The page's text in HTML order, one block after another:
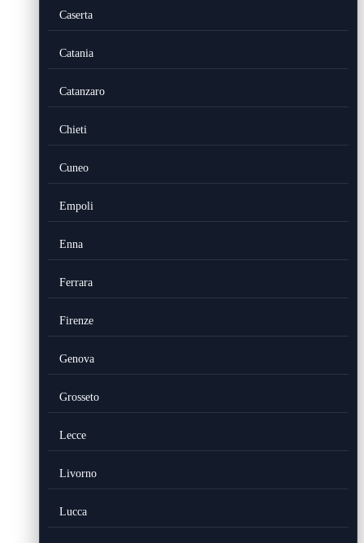
Caserta
Catania
Catanzaro
Chieti
Cuneo
Empoli
Enna
Ferrara
Firenze
Genova
Grosseto
Lecce
Livorno
Lucca